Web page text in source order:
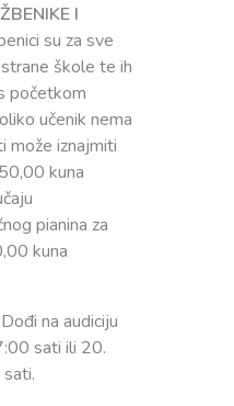
I
su za sve
škole te ih
početkom
učenik nema
može iznajmiti
kuna
pianina za
kuna
na audiciju
sati ili 20.